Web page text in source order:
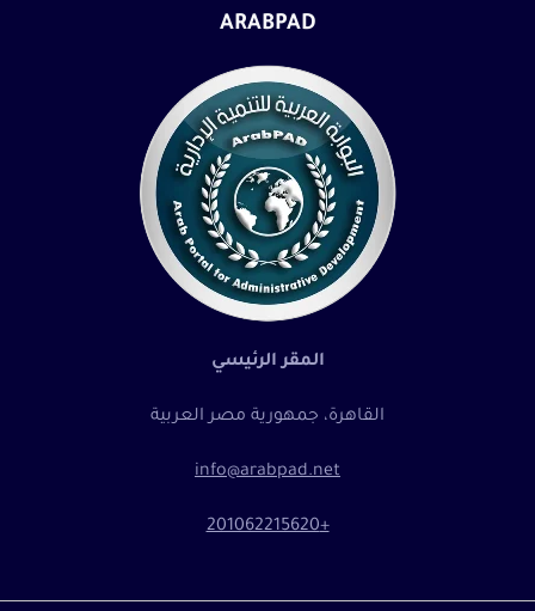
ARABPAD
المقر الرئيسي
القاهرة، جمهورية مصر العربية
info@arabpad.net
+201062215620